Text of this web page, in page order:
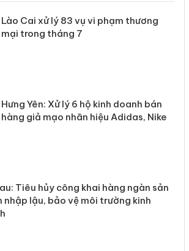
Lào Cai xử lý 83 vụ vi phạm thương
mại trong tháng 7
Hưng Yên: Xử lý 6 hộ kinh doanh bán
hàng giả mạo nhãn hiệu Adidas, Nike
Cà Mau: Tiêu hủy công khai hàng
ngàn sản phẩm nhập lậu, bảo vệ môi
trường kinh doanh